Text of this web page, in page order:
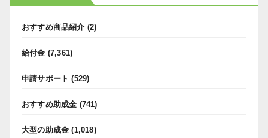
おすすめ商品紹介 (2)
給付金 (7,361)
申請サポート (529)
おすすめ助成金 (741)
大型の助成金 (1,018)